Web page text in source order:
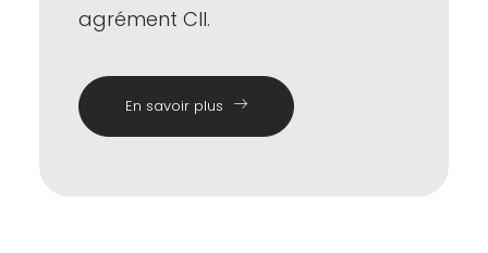
agrément CII.
En savoir plus